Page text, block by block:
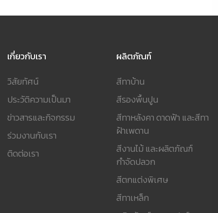
เกี่ยวกับเรา
วิสัยทัศน์
ประวัติความเป็นมา
ข่าวสารและกิจกรรม
ร่วมงานกับเรา
ติดต่อเรา
ผลิตภัณฑ์
สีทาบ้าน
สีรองพื้นปูน
สีทาหลังคา ดาดฟ้า และสีทา
ฝ้าเพดาน
สีงานไม้ และผลิตภัณฑ์
กำจัดปลวก
สีตกแต่งพิเศษ
สีทาเหล็ก